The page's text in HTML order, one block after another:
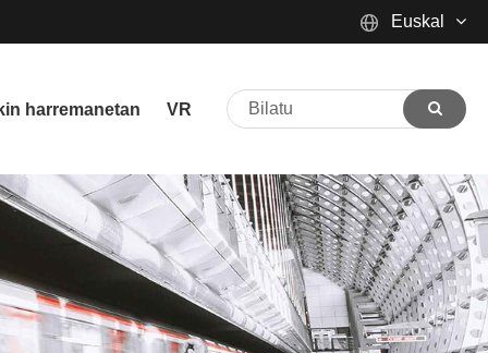
Euskal
Español
русский
Français
日本語
harremanetan VR